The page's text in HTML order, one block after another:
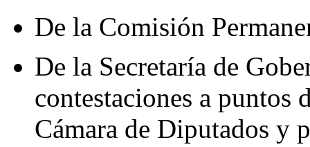
De la Comisión
De la Secretaría de
contestaciones a puntos
Cámara de Diputados y